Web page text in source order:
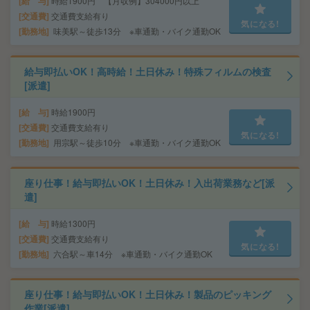
交通費 交通費支給有り
勤務地 味美駅～徒歩13分 ※車通勤・バイク通勤OK
気になる!
給与即払いOK！高時給！土日休み！特殊フィルムの検査
[派遣]
給 与 時給1900円
交通費 交通費支給有り
勤務地 用宗駅～徒歩10分 ※車通勤・バイク通勤OK
気になる!
座り仕事！給与即払いOK！土日休み！入出荷業務など[派
遣]
給 与 時給1300円
交通費 交通費支給有り
勤務地 六合駅～車14分 ※車通勤・バイク通勤OK
気になる!
座り仕事！給与即払いOK！土日休み！製品のピッキング